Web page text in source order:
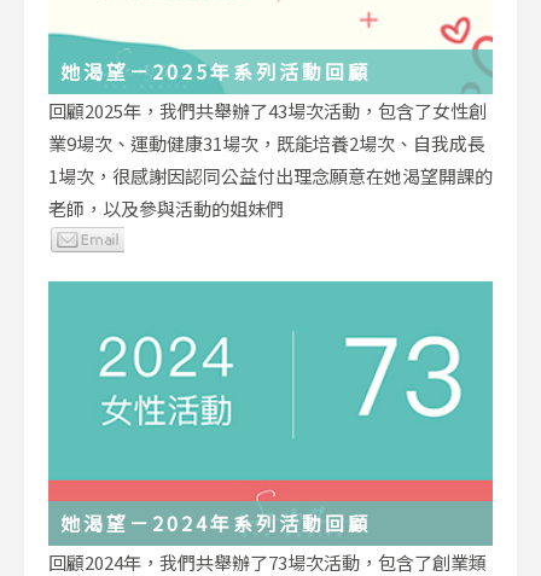
她渴望－2025年系列活動回顧
回顧2025年，我們共舉辦了43場次活動，包含了女性創
業9場次、運動健康31場次，既能培養2場次、自我成長
1場次，很感謝因認同公益付出理念願意在她渴望開課的
老師，以及參與活動的姐妹們
她渴望－2024年系列活動回顧
回顧2024年，我們共舉辦了73場次活動，包含了創業類